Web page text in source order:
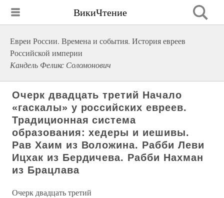
ВикиЧтение
Евреи России. Времена и события. История евреев
Российской империи
Кандель Феликс Соломонович
Очерк двадцать третий Начало
«гаскалы» у российских евреев.
Традиционная система
образования: хедеры и иешивы.
Рав Хаим из Воложина. Рабби Леви
Ицхак из Бердичева. Рабби Нахман
из Брацлава
Очерк двадцать третий